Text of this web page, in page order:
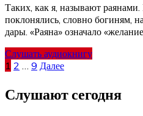
Таких, как я, называют
поклонялись, словно богиням,
дары. «Раяна» означало
Слушать аудиокнигу
Пагинация
записей
1 2 9 Далее
Слушают сегодня